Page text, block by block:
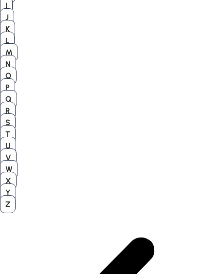
I
J
K
L
M
N
O
P
Q
R
S
T
U
V
W
X
Y
Z